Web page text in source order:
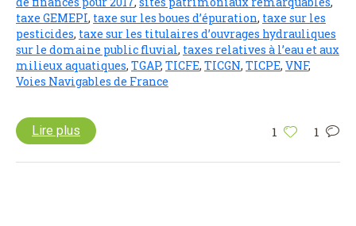
taxe GEMEPI, taxe sur les boues d’épuration, taxe sur les
pesticides, taxe sur les titulaires d’ouvrages hydrauliques
sur le domaine public fluvial, taxes relatives à l’eau et aux
milieux aquatiques, TGAP, TICFE, TICGN, TICPE, VNF,
Voies Navigables de France
1 1
Lire plus